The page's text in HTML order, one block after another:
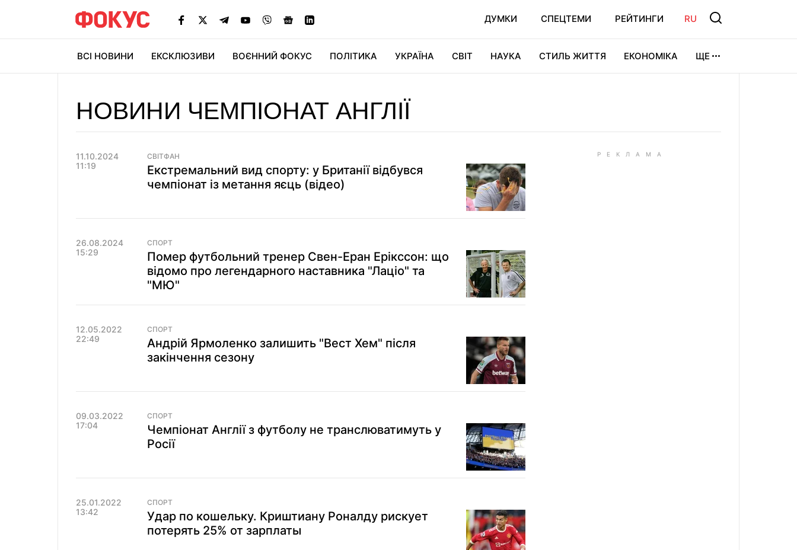
ДУМКИ СПЕЦТЕМИ РЕЙТИНГИ RU
ВСІ НОВИНИ ЕКСКЛЮЗИВИ ВОЄННИЙ ФОКУС ПОЛІТИКА УКРАЇНА СВІТ НАУКА СТИЛЬ ЖИТТЯ ЕКОНОМІКА ЩЕ
НОВИНИ ЧЕМПІОНАТ АНГЛІЇ
11.10.2024
11:19
СВІТФАН
Екстремальний вид спорту: у Британії відбувся
чемпіонат із метання яєць (відео)
26.08.2024
15:29
СПОРТ
Помер футбольний тренер Свен-Еран Ерікссон: що
відомо про легендарного наставника "Лаціо" та
"МЮ"
12.05.2022
22:49
СПОРТ
Андрій Ярмоленко залишить "Вест Хем" після
закінчення сезону
09.03.2022
17:04
СПОРТ
Чемпіонат Англії з футболу не транслюватимуть у
Росії
25.01.2022
13:42
СПОРТ
Удар по кошельку. Криштиану Роналду рискует
потерять 25% от зарплаты